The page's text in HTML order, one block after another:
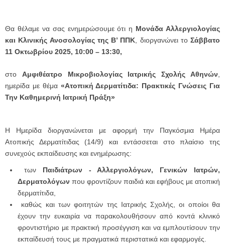
Θα θέλαμε να σας ενημερώσουμε ότι η Μονάδα Αλλεργιολογίας
και Κλινικής Ανοσολογίας της Β’ ΠΠΚ , διοργανώνει το Σάββατο
11 Οκτωβρίου 2025, 10:00 – 13:30,
στο Αμφιθέατρο Μικροβιολογίας Ιατρικής Σχολής Αθηνών
ημερίδα με θέμα «Ατοπική Δερματίτιδα: Πρακτικές Γνώσεις Για
Την Καθημερινή Ιατρική Πράξη»
Η Ημερίδα διοργανώνεται με αφορμή την Παγκόσμια Ημέρα
Ατοπικής Δερματίτιδας (14/9) και εντάσσεται στο πλαίσιο της
συνεχούς εκπαίδευσης και ενημέρωσης:
των Παιδιάτρων - Αλλεργιολόγων, Γενικών Ιατρών,
Δερματολόγων που φροντίζουν παιδιά και εφήβους με ατοπική
δερματίτιδα,
καθώς και των φοιτητών της Ιατρικής Σχολής, οι οποίοι θα
έχουν την ευκαιρία να παρακολουθήσουν από κοντά κλινικό
φροντιστήριο με πρακτική προσέγγιση και να εμπλουτίσουν την
εκπαίδευσή τους με πραγματικά περιστατικά και εφαρμογές.